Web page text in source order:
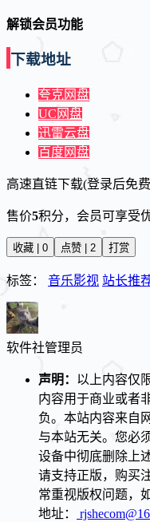
解锁会员功能
下载地址
夸克网盘
UC网盘
迅雷云盘
百度网盘
高速直链下载(登录后免
售价5积分，会员可享受
收藏 | 0 点赞 | 2 打赏
标签： 音乐影视 站长推
软件社管理员
声明： 以上内容仅
内容用于商业或者
负。本站内容来自
与本站无关。您必
设备中彻底删除上
请支持正版，购买
常重视版权问题，
地址：